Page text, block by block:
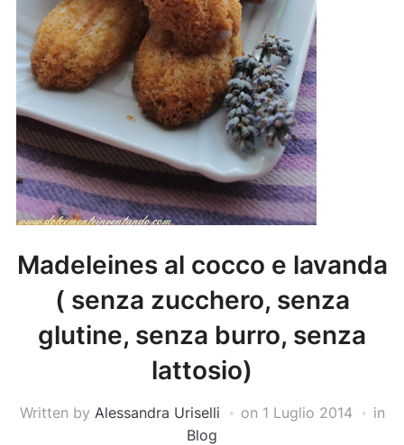
Madeleines al cocco e lavanda
( senza zucchero, senza
glutine, senza burro, senza
lattosio)
Written by Alessandra Uriselli on 1 Luglio 2014
in
Blog